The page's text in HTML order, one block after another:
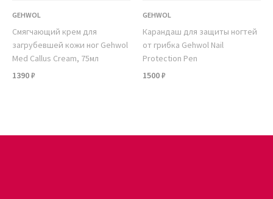
GEHWOL
Смягчающий крем для
загрубевшей кожи ног Gehwol
Med Callus Cream, 75мл
1390 ₽
GEHWOL
Карандаш для защиты ногтей
от грибка Gehwol Nail
Protection Pen
1500 ₽